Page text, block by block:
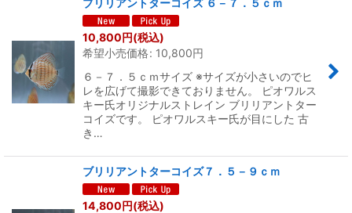
ブリリアントターコイズ ６－７．５ｃｍ
10,800円(税込)
希望小売価格: 10,800円
６－７．５ｃｍサイズ ※サイズが小さいのでヒ
レを広げて撮影できておりません。 ピオワルス
キー氏オリジナルストレイン ブリリアントター
コイズです。 ピオワルスキー氏が目にした 古
き…
ブリリアントターコイズ７．５－９ｃｍ
14,800円(税込)